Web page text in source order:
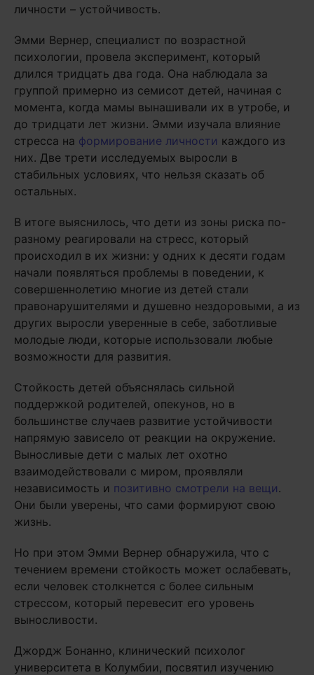
личности – устойчивость.
Эмми Вернер, специалист по возрастной
психологии, провела эксперимент, который
длился тридцать два года. Она наблюдала за
группой примерно из семисот детей, начиная с
момента, когда мамы вынашивали их в утробе, и
до тридцати лет жизни. Эмми изучала влияние
стресса на формирование личности каждого из
них. Две трети исследуемых выросли в
стабильных условиях, что нельзя сказать об
остальных.
В итоге выяснилось, что дети из зоны риска по-
разному реагировали на стресс, который
происходил в их жизни: у одних к десяти годам
начали появляться проблемы в поведении, к
совершеннолетию многие из детей стали
правонарушителями и душевно нездоровыми, а из
других выросли уверенные в себе, заботливые
молодые люди, которые использовали любые
возможности для развития.
Стойкость детей объяснялась сильной
поддержкой родителей, опекунов, но в
большинстве случаев развитие устойчивости
напрямую зависело от реакции на окружение.
Выносливые дети с малых лет охотно
взаимодействовали с миром, проявляли
независимость и позитивно смотрели на вещи.
Они были уверены, что сами формируют свою
жизнь.
Но при этом Эмми Вернер обнаружила, что с
течением времени стойкость может ослабевать,
если человек столкнется с более сильным
стрессом, который перевесит его уровень
выносливости.
Джордж Бонанно, клинический психолог
университета в Колумбии, посвятил изучению